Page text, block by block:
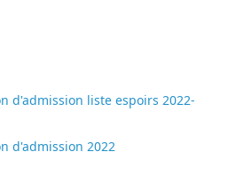
d'admission liste espoirs 2022-
d'admission 2022